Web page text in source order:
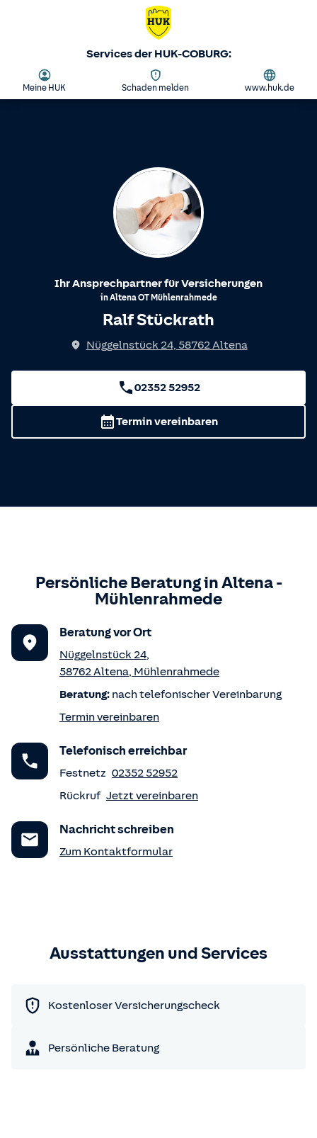
Services der HUK-COBURG:
Meine HUK Schaden melden www.huk.de
Ihr Ansprechpartner für Versicherungen
inAltenaOT Mühlenrahmede
Ralf Stückrath
Nüggelnstück 24, 58762Altena
02352 52952
Termin vereinbaren
Persönliche Beratung inAltena -
Mühlenrahmede
Beratung vor Ort
Nüggelnstück 24,
58762Altena, Mühlenrahmede
Beratung: nach telefonischer Vereinbarung
Termin vereinbaren
Telefonisch erreichbar
Festnetz 02352 52952
Rückruf Jetzt vereinbaren
Nachricht schreiben
Zum Kontaktformular
Ausstattungen und Services
Kostenloser Versicherungscheck
Persönliche Beratung